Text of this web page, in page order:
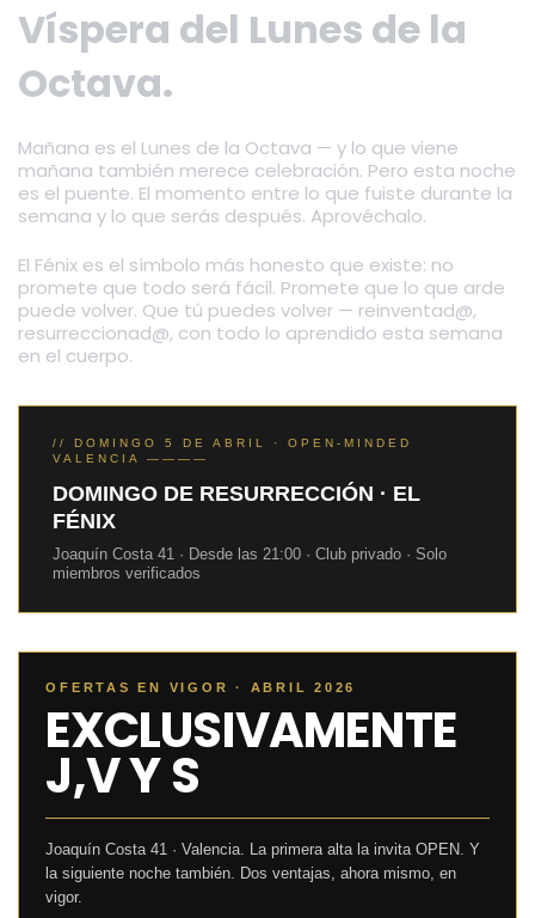
Víspera del Lunes de la
Octava.
Mañana es el Lunes de la Octava — y lo que viene
mañana también merece celebración. Pero esta noche
es el puente. El momento entre lo que fuiste durante la
semana y lo que serás después. Aprovéchalo.
El Fénix es el símbolo más honesto que existe: no
promete que todo será fácil. Promete que lo que arde
puede volver. Que tú puedes volver — reinventad@,
resurreccionad@, con todo lo aprendido esta semana
en el cuerpo.
// DOMINGO 5 DE ABRIL · OPEN-MINDED
VALENCIA ————
DOMINGO DE RESURRECCIÓN · EL
FÉNIX
Joaquín Costa 41 · Desde las 21:00 · Club privado · Solo
miembros verificados
OFERTAS EN VIGOR · ABRIL 2026
EXCLUSIVAMENTE
J,V Y S
Joaquín Costa 41 · Valencia. La primera alta la invita OPEN. Y
la siguiente noche también. Dos ventajas, ahora mismo, en
vigor.